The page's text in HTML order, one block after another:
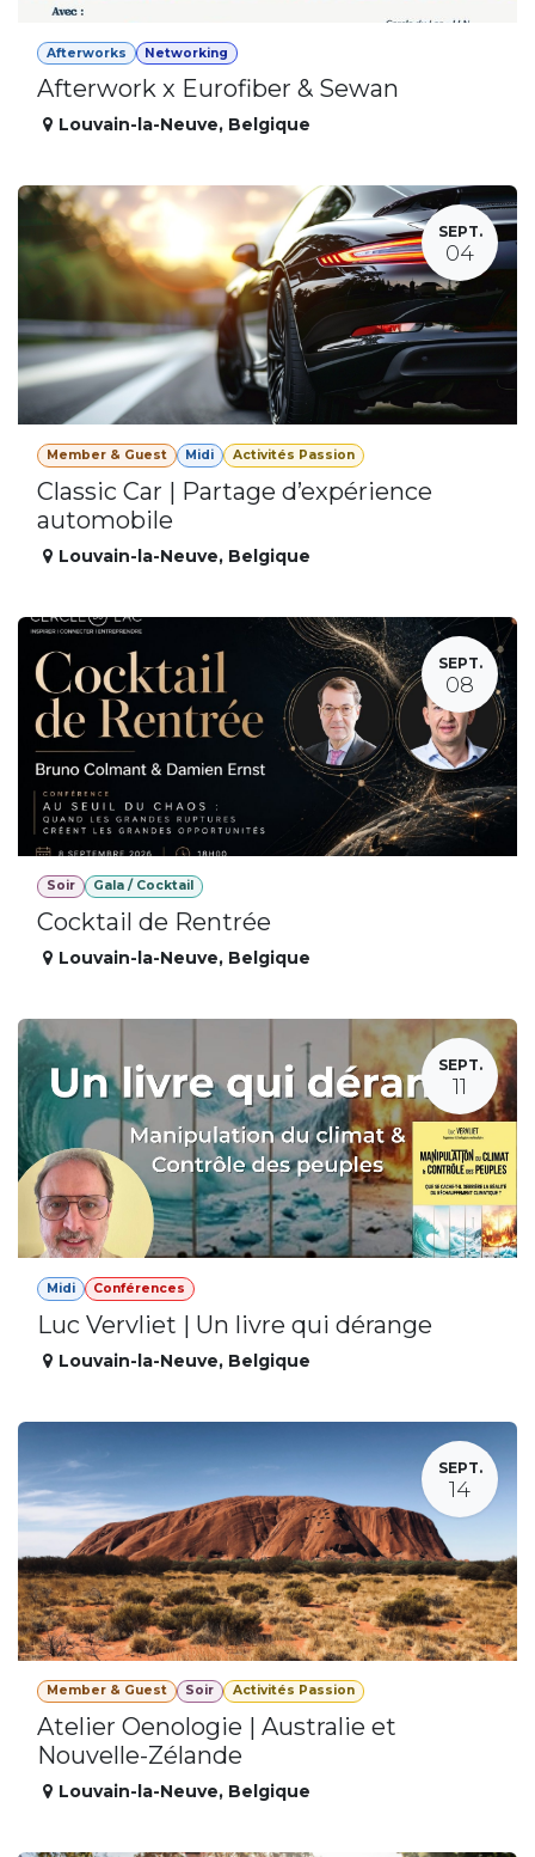
Afterworks Networking
Afterwork x Eurofiber & Sewan
Louvain-la-Neuve, Belgique
SEPT.
04
Member & Guest Midi Activités Passion
Classic Car | Partage d’expérience
automobile
Louvain-la-Neuve, Belgique
SEPT.
08
Soir Gala / Cocktail
Cocktail de Rentrée
Louvain-la-Neuve, Belgique
SEPT.
11
Midi Conférences
Luc Vervliet | Un livre qui dérange
Louvain-la-Neuve, Belgique
SEPT.
14
Member & Guest Soir Activités Passion
Atelier Oenologie | Australie et
Nouvelle-Zélande
Louvain-la-Neuve, Belgique